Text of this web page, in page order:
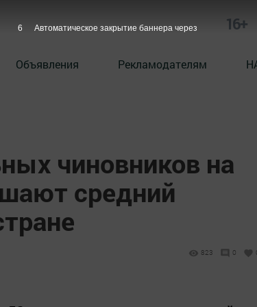
16+
Объявления Рекламодателям
чиновников на
средний
823 0
5 Автоматическое закрытие баннера через